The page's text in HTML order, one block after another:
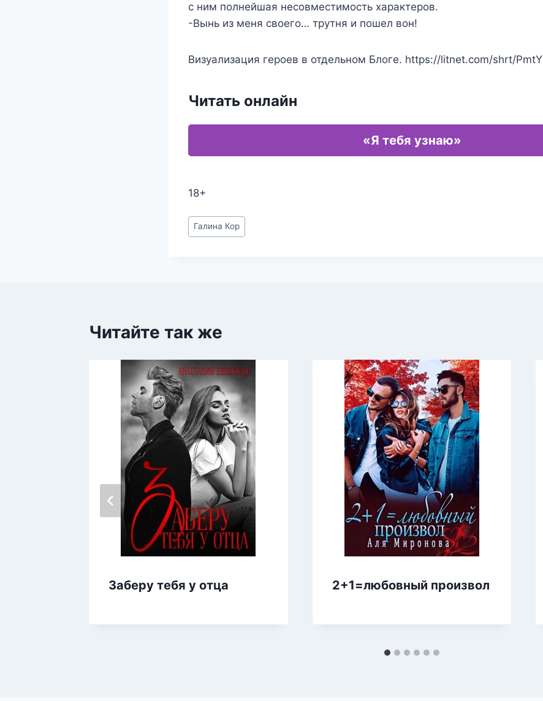
с ним полнейшая несовместимость характеров.
-Вынь из меня своего… трутня и пошел вон!
Визуализация героев в отдельном Блоге. https://litnet.com/shrt/PmtY
Читать онлайн
«Я тебя узнаю»
18+
Метки
записи:
Галина Кор
Читайте так же
Заберу тебя у отца 2+1=любовный произвол